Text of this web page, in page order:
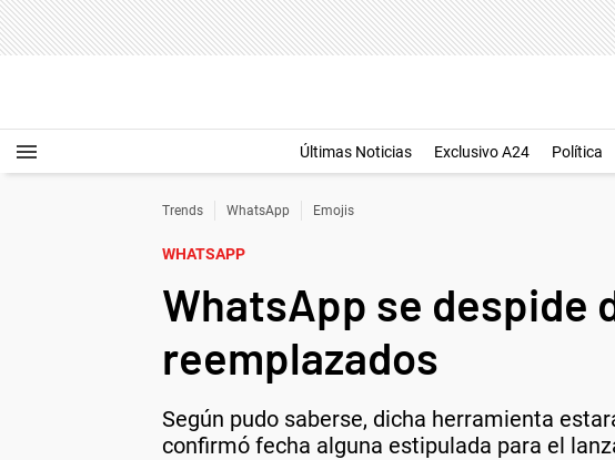
Últimas Noticias Exclusivo A24 Política
Trends WhatsApp Emojis
WHATSAPP
WhatsApp se despide
reemplazados
Según pudo saberse, dicha herramienta
confirmó fecha alguna estipulada para el